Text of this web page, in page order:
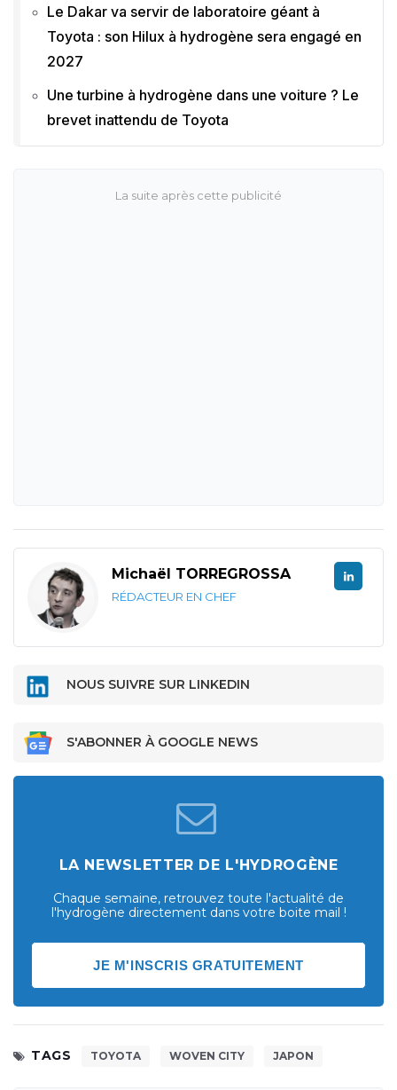
Le Dakar va servir de laboratoire géant à
Toyota : son Hilux à hydrogène sera engagé en
2027
Une turbine à hydrogène dans une voiture ? Le
brevet inattendu de Toyota
Michaël TORREGROSSA
RÉDACTEUR EN CHEF
NOUS SUIVRE SUR LINKEDIN
S'ABONNER À GOOGLE NEWS
LA NEWSLETTER DE L'HYDROGÈNE
Chaque semaine, retrouvez toute l'actualité de
l'hydrogène directement dans votre boite mail !
JE M'INSCRIS GRATUITEMENT
TAGS TOYOTA WOVEN CITY JAPON